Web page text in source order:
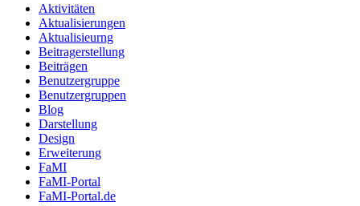
Aktivitäten
Aktualisierungen
Aktualisieurng
Beitragerstellung
Beiträgen
Benutzergruppe
Benutzergruppen
Blog
Darstellung
Design
Erweiterung
FaMI
FaMI-Portal
FaMI-Portal.de